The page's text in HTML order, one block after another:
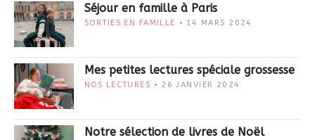
Séjour en famille à Paris
SORTIES EN FAMILLE 14 MARS 2024
Mes petites lectures spéciale grossesse
NOS LECTURES 26 JANVIER 2024
Notre sélection de livres de Noël